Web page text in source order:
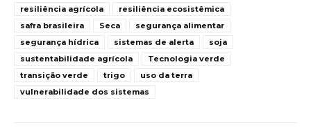
resiliência agrícola
resiliência ecosistêmica
safra brasileira
Seca
segurança alimentar
segurança hídrica
sistemas de alerta
soja
sustentabilidade agrícola
Tecnologia verde
transição verde
trigo
uso da terra
vulnerabilidade dos sistemas